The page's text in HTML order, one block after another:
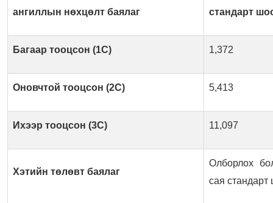
ангиллын нөхцөлт баялаг
стандарт
Багаар тооцсон (1C) 1,372
Оновчтой тооцсон (2C) 5,413
Ихээр тооцсон (3C) 11,097
Хэтийн төлөвт баялаг
Олборлох
сая стандарт